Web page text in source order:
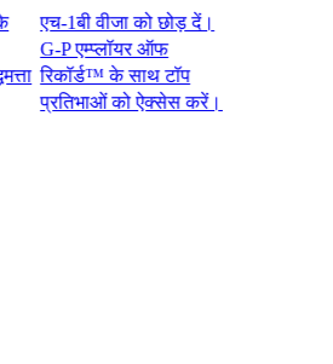
एच-1बी वीजा को छोड़ दें।
G-P एम्प्लॉयर ऑफ
रिकॉर्ड™ के साथ टॉप
प्रतिभाओं को ऐक्सेस करें।​​